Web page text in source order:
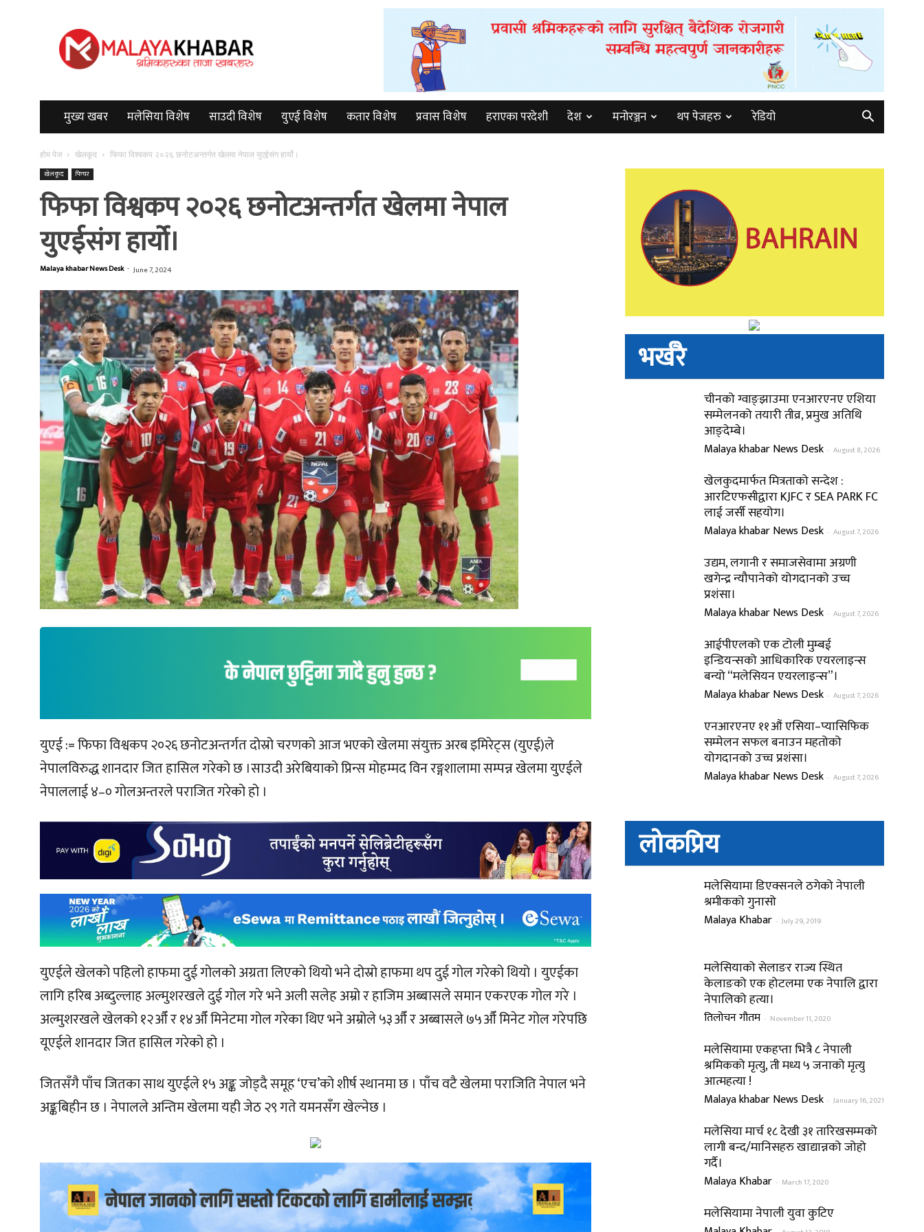
Malayakhabar
मुख्य खबर मलेसिया विशेष साउदी विशेष युएई विशेष कतार विशेष प्रवास विशेष हराएका परदेशी देश मनोरञ्जन थप पेजहरु रेडियो
होम पेज खेलकूद फिफा विश्वकप २०२६ छनोटअन्तर्गत खेलमा नेपाल युएईसंग हार्यो।
खेलकूद फिचर
फिफा विश्वकप २०२६ छनोटअन्तर्गत खेलमा नेपाल
युएईसंग हार्यो।
Malaya khabar News Desk - June 7, 2024
युएई := फिफा विश्वकप २०२६ छनोटअन्तर्गत दोस्रो चरणको आज भएको खेलमा संयुक्त अरब इमिरेट्स (युएई)ले
नेपालविरुद्ध शानदार जित हासिल गरेको छ ।साउदी अरेबियाको प्रिन्स मोहम्मद विन रङ्गशालामा सम्पन्न खेलमा युएईले
नेपाललाई ४–० गोलअन्तरले पराजित गरेको हो ।
युएईले खेलको पहिलो हाफमा दुई गोलको अग्रता लिएको थियो भने दोस्रो हाफमा थप दुई गोल गरेको थियो । युएईका
लागि हरिब अब्दुल्लाह अल्मुशरखले दुई गोल गरे भने अली सलेह अम्रो र हाजिम अब्बासले समान एकरएक गोल गरे ।
अल्मुशरखले खेलको १२औँ र १४औँ मिनेटमा गोल गरेका थिए भने अम्रोले ५३औँ र अब्बासले ७५औँ मिनेट गोल गरेपछि
यूएईले शानदार जित हासिल गरेको हो ।
जितसँगै पाँच जितका साथ युएईले १५ अङ्क जोड्दै समूह ‘एच’को शीर्ष स्थानमा छ । पाँच वटै खेलमा पराजिति नेपाल भने
अङ्कबिहीन छ । नेपालले अन्तिम खेलमा यही जेठ २९ गते यमनसँग खेल्नेछ ।
भर्खरै
चीनको ग्वाङ्झाउमा एनआरएनए एशिया
सम्मेलनको तयारी तीव्र, प्रमुख अतिथि
आङ्देम्बे।
Malaya khabar News Desk - August 8, 2026
खेलकुदमार्फत मित्रताको सन्देश :
आरटिएफसीद्वारा KJFC र SEA PARK FC
लाई जर्सी सहयोग।
Malaya khabar News Desk - August 7, 2026
उद्यम, लगानी र समाजसेवामा अग्रणी
खगेन्द्र न्यौपानेको योगदानको उच्च
प्रशंसा।
Malaya khabar News Desk - August 7, 2026
आईपीएलको एक टोली मुम्बई
इन्डियन्सको आधिकारिक एयरलाइन्स
बन्यो “मलेसियन एयरलाइन्स”।
Malaya khabar News Desk - August 7, 2026
एनआरएनए ११औं एसिया–प्यासिफिक
सम्मेलन सफल बनाउन महतोको
योगदानको उच्च प्रशंसा।
Malaya khabar News Desk - August 7, 2026
लोकप्रिय
मलेसियामा डिएक्सनले ठगेको नेपाली
श्रमीकको गुनासो
Malaya Khabar - July 29, 2019
मलेसियाको सेलाङर राज्य स्थित
केलाङको एक होटलमा एक नेपालि द्वारा
नेपालिको हत्या।
तिलोचन गौतम - November 11, 2020
मलेसियामा एकहप्ता भित्रै ८ नेपाली
श्रमिकको मृत्यु, ती मध्य ५ जनाको मृत्यु
आत्महत्या !
Malaya khabar News Desk - January 16, 2021
मलेसिया मार्च १८ देखी ३१ तारिखसम्मको
लागी बन्द/मानिसहरु खाद्यान्नको जोहो
गर्दै।
Malaya Khabar - March 17, 2020
मलेसियामा नेपाली युवा कुटिए